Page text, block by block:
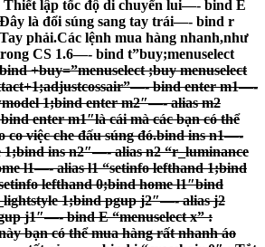
Thiết lập tốc độ di chuyển lui—- bind E
là đổi súng sang tay trái—- bind r
phải.Các lệnh mua hàng nhanh,như
CS 1.6—- bind t”buy;menuselect
+buy=”menuselect;buy menuselect
bind enter m1—-
1;bind enter m2″—- alias m2
enter m1″là cái mà các bạn có thể
co việc che đấu súng đó.bind ins n1—-
1;bind ins n2″—- alias n2 “r_luminance
l1—- alias l1 “setinfo lefthand 1;bind
lefthand 0;bind home l1″bind
1;bind pgup j2″—- alias j2
j1″—- bind E “menuselect x” :
bạn có thể mua hàng rất nhanh áo